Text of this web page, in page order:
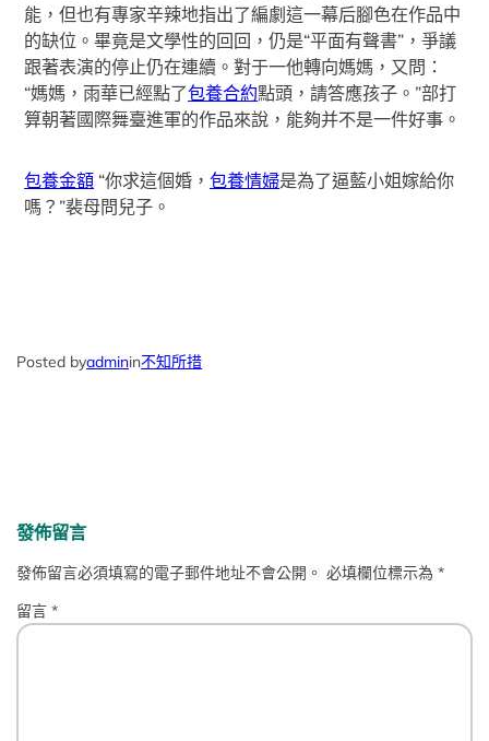
能，但也有專家辛辣地指出了編劇這一幕后腳色在作品中
的缺位。畢竟是文學性的回回，仍是“平面有聲書”，爭議
跟著表演的停止仍在連續。對于一他轉向媽媽，又問：
“媽媽，雨華已經點了包養合約點頭，請答應孩子。”部打
算朝著國際舞臺進軍的作品來說，能夠并不是一件好事。
包養金額 “你求這個婚，包養情婦是為了逼藍小姐嫁給你
嗎？”裴母問兒子。
Posted byadminin不知所措
發佈留言
發佈留言必須填寫的電子郵件地址不會公開。 必填欄位標示為*
留言*